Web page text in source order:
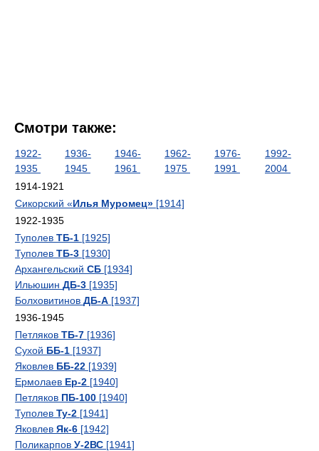
Смотри также:
1922-
1935
1936-
1945
1946-
1961
1962-
1975
1976-
1991
1992-
2004
1914-1921
Сикорский «Илья Муромец» [1914]
1922-1935
Туполев ТБ-1 [1925]
Туполев ТБ-3 [1930]
Архангельский СБ [1934]
Ильюшин ДБ-3 [1935]
Болховитинов ДБ-А [1937]
1936-1945
Петляков ТБ-7 [1936]
Сухой ББ-1 [1937]
Яковлев ББ-22 [1939]
Ермолаев Ер-2 [1940]
Петляков ПБ-100 [1940]
Туполев Ту-2 [1941]
Яковлев Як-6 [1942]
Поликарпов У-2ВС [1941]